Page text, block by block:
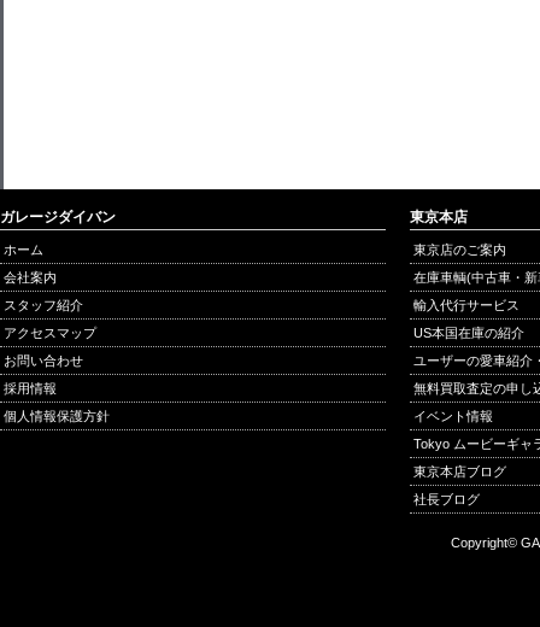
ガレージダイバン
ホーム
会社案内
スタッフ紹介
アクセスマップ
お問い合わせ
採用情報
個人情報保護方針
東京本店
東京店のご案内
在庫車輌(中古車・
輸入代行サービス
US本国在庫の紹介
ユーザーの愛車紹介
無料買取査定の申し
イベント情報
Tokyo ムービーギャ
東京本店ブログ
社長ブログ
Copyright©